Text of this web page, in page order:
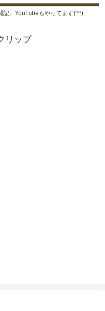
記。YouTubeもやってます(^^)
リップ